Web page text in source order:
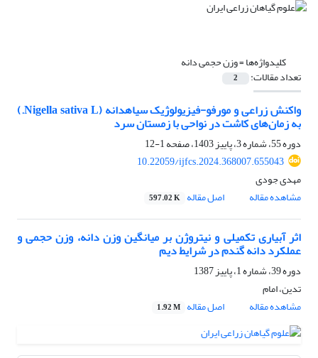
کلیدواژه‌ها =وزن حجمی دانه
تعداد مقالات: 2
واکنش زراعی و مورفو-فیزیولوژیک سیاهدانه (Nigella sativa L.)
به زمان‌های کاشت در نواحی با زمستان سرد
دوره 55، شماره 3، پاییز 1403، صفحه
1-12
10.22059/ijfcs.2024.368007.655043
مهدی جودی
مشاهده مقاله
اصل مقاله 597.02 K
اثر آبیاری تکمیلی و نیتروژن بر میانگین وزن دانه، وزن حجمی و
عملکرد دانه گندم در شرایط دیم
دوره 39، شماره 1، پاییز 1387
تدین، امام
مشاهده مقاله
اصل مقاله 1.92 M